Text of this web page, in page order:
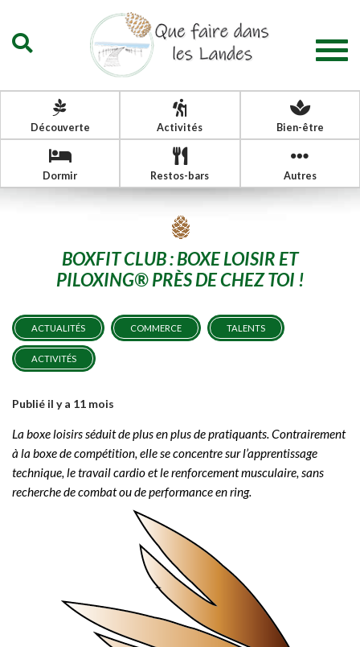
Découverte Activités Bien-être
Dormir Restos-bars Autres
BOXFIT CLUB : BOXE LOISIR ET
PILOXING® PRÈS DE CHEZ TOI !
ACTUALITÉS COMMERCE TALENTS
ACTIVITÉS
Publié il y a 11 mois
La boxe loisirs séduit de plus en plus de pratiquants. Contrairement
à la boxe de compétition, elle se concentre sur l’apprentissage
technique, le travail cardio et le renforcement musculaire, sans
recherche de combat ou de performance en ring.